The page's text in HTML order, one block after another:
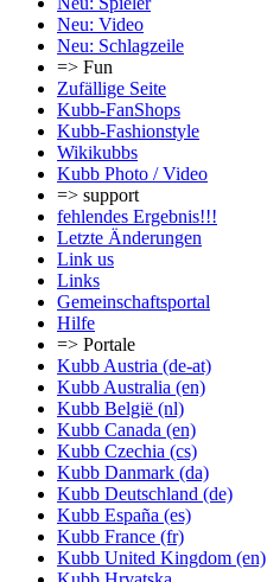
Neu: Video
Neu: Schlagzeile
=> Fun
Zufällige Seite
Kubb-FanShops
Kubb-Fashionstyle
Wikikubbs
Kubb Photo / Video
=> support
fehlendes Ergebnis!!!
Letzte Änderungen
Link us
Links
Gemeinschafts­portal
Hilfe
=> Portale
Kubb Austria (de-at)
Kubb Australia (en)
Kubb België (nl)
Kubb Canada (en)
Kubb Czechia (cs)
Kubb Danmark (da)
Kubb Deutschland (de)
Kubb España (es)
Kubb France (fr)
Kubb United Kingdom (en)